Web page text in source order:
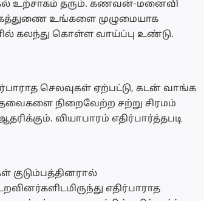
உற்சாகம் தரும். கணவன்-மனைவி
உங்களை முழுமையாக
கலந்து கொள்ள வாய்ப்பு உண்டு.
செலவுகள் ஏற்பட்டு, கடன் வாங்க
நிறைவேற்ற சற்று சிரமம்
வியாபாரம் எதிர்பார்த்தபடி
எதிர்பாராத